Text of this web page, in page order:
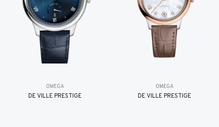
OMEGA
DE VILLE PRESTIGE
OMEGA
DE VILLE PRESTIGE